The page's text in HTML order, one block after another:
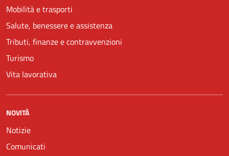
Mobilità e trasporti
Salute, benessere e assistenza
Tributi, finanze e contravvenzioni
Turismo
Vita lavorativa
NOVITÀ
Notizie
Comunicati